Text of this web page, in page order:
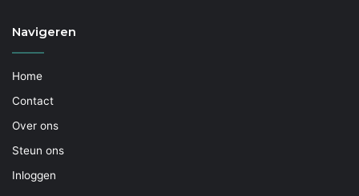
Navigeren
Home
Contact
Over ons
Steun ons
Inloggen